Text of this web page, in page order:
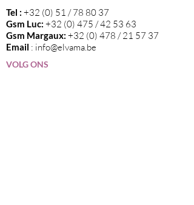
Tel : +32 (0) 51 / 78 80 37
Gsm Luc: +32 (0) 475 / 42 53 63
Gsm Margaux: +32 (0) 478 / 21 57 37
Email : info@elvama.be
VOLG ONS